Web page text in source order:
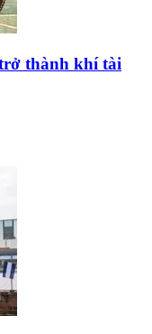
thành khí tài